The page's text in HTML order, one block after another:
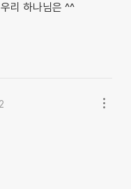
리 하나님은 ^^